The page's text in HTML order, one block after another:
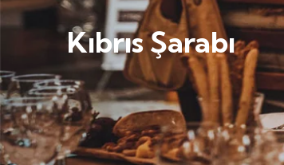
Kıbrıs Şarabı